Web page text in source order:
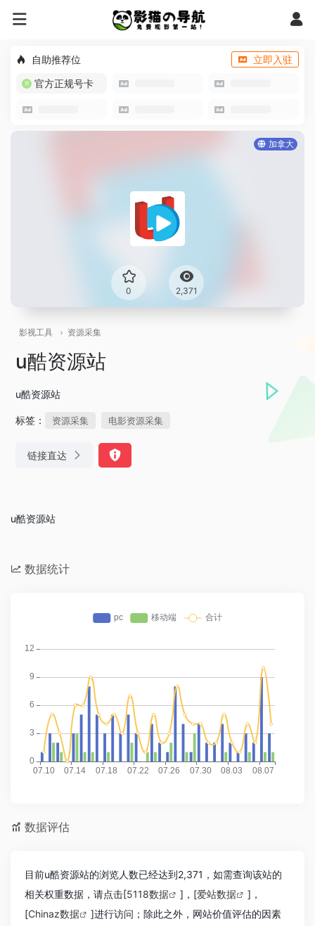
自助推荐位
立即入驻
官方正规号卡
加拿大
0 2,371
影视工具 资源采集
u酷资源站
u酷资源站
标签： 资源采集 电影资源采集
链接直达
u酷资源站
数据统计
数据评估
目前u酷资源站的浏览人数已经达到2,371，如需查询该站的
相关权重数据，请点击[5118数据 ]，[爱站数据
]，
[Chinaz数据
]进行访问；除此之外，网站价值评估的因素